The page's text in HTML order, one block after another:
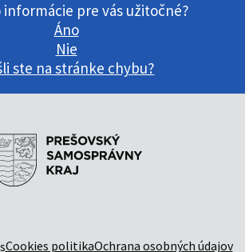
pre vás užitočné?
Áno
Nie
ste na stránke chybu?
Cookies politikaOchrana osobných údajov